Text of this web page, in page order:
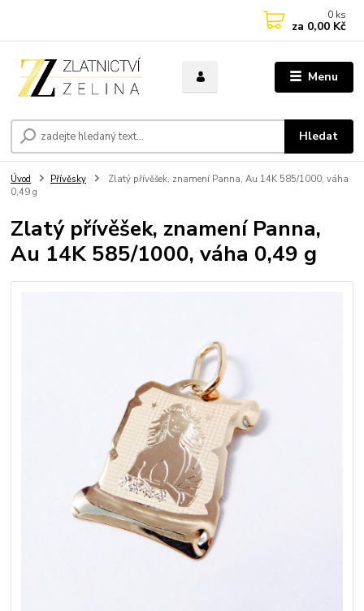
Menu
Hledat
0 ks
za 0,00 Kč
Úvod Přívěsky
Zlatý přívěšek, znamení Panna, Au 14K 585/1000, váha
0,49 g
Zlatý přívěšek, znamení Panna,
Au 14K 585/1000, váha 0,49 g